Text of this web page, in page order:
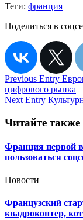
Теги: франция
Поделиться в
Навигация
по
Previous Entry
цифрового рынка
Next Entry
Читайте также
Франция первой
пользоваться
Новости
Французский
квадрокоптер,